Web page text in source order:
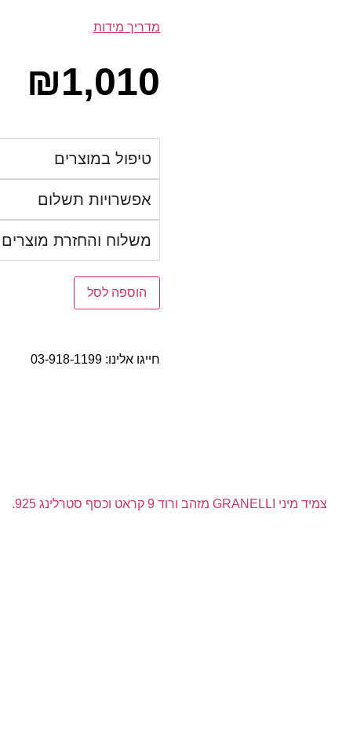
מדריך מידות
₪1,010
טיפול במוצרים
אפשרויות תשלום
משלוח והחזרת מוצרים
הוספה לסל
חייגו אלינו: 03-918-1199